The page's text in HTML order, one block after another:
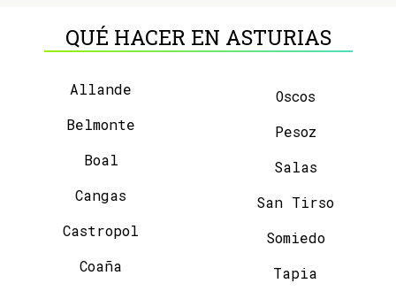
QUÉ HACER EN ASTURIAS
Allande
Belmonte
Boal
Cangas
Castropol
Coaña
Oscos
Pesoz
Salas
San Tirso
Somiedo
Tapia